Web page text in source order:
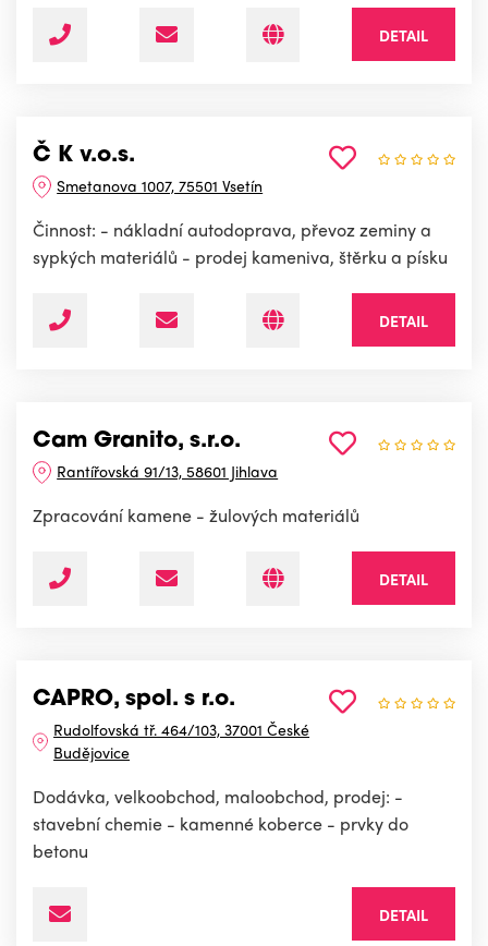
DETAIL
Č K v.o.s.
Smetanova 1007, 75501 Vsetín
Činnost: - nákladní autodoprava, převoz zeminy a
sypkých materiálů - prodej kameniva, štěrku a písku
DETAIL
Cam Granito, s.r.o.
Rantířovská 91/13, 58601 Jihlava
Zpracování kamene - žulových materiálů
DETAIL
CAPRO, spol. s r.o.
Rudolfovská tř. 464/103, 37001 České
Budějovice
Dodávka, velkoobchod, maloobchod, prodej: -
stavební chemie - kamenné koberce - prvky do
betonu
DETAIL